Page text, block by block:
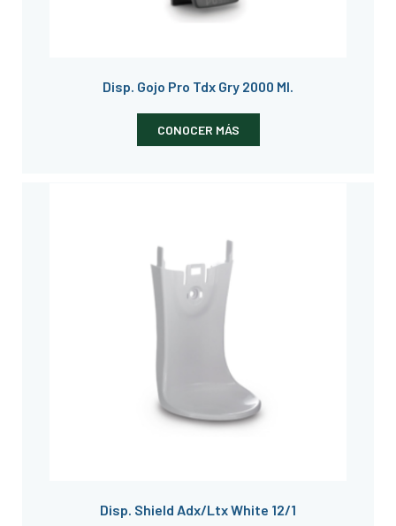
Disp. Gojo Pro Tdx Gry 2000 Ml.
CONOCER MÁS
Disp. Shield Adx/Ltx White 12/1